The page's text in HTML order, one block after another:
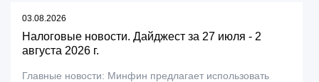
03.08.2026
Налоговые новости. Дайджест за 27 июля - 2
августа 2026 г.
Главные новости: Минфин предлагает использовать